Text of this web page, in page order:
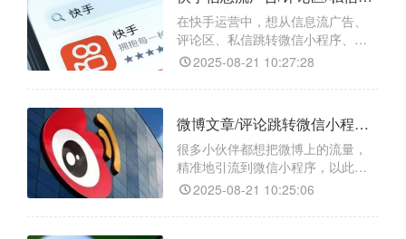
在快手运营中，想从信息流广告、
评论区、私信跳转微信小程序、小
程序任意页面或获取小程序码，由
不过，借助 “天天外链” 这个跳转工
2025-08-21 10:27:28
微博文章/评论跳转微信小程序/小程序任意页面/小程序码如何实现？
很多小伙伴都想把微博上的流量，
精准地引流到微信小程序，以此来
拓展业务、增加曝光度。但无奈微
跳转那是难如登天。不过别担心，
2025-08-21 10:25:06